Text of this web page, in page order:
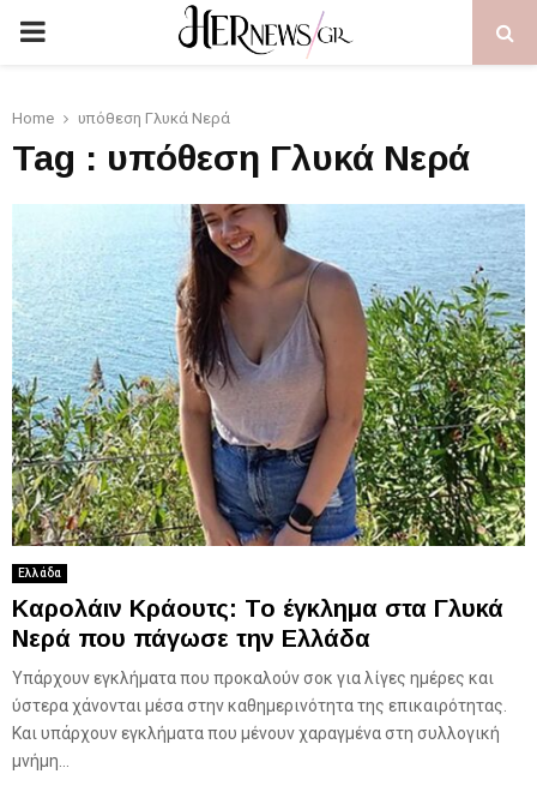
PRIMARY
Home υπόθεση Γλυκά Νερά
Tag : υπόθεση Γλυκά Νερά
Ελλάδα
Καρολάιν Κράουτς: Το έγκλημα στα Γλυκά
Νερά που πάγωσε την Ελλάδα
Υπάρχουν εγκλήματα που προκαλούν σοκ για λίγες ημέρες και
ύστερα χάνονται μέσα στην καθημερινότητα της επικαιρότητας.
Και υπάρχουν εγκλήματα που μένουν χαραγμένα στη συλλογική
μνήμη...